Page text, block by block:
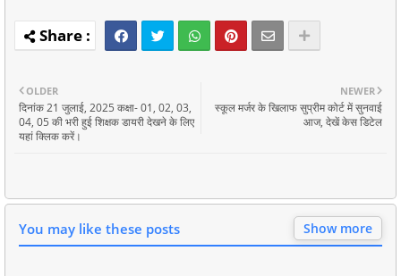
NEWER
स्कूल मर्जर के खिलाफ सुप्रीम कोर्ट में सुनवाई
आज, देखें केस डिटेल
OLDER
दिनांक 21 जुलाई, 2025 कक्षा- 01, 02, 03,
04, 05 की भरी हुई शिक्षक डायरी देखने के लिए
यहां क्लिक करें।
You may like these posts Show more